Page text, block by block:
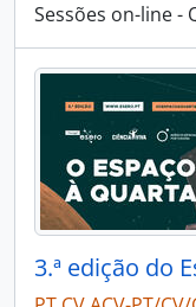
Sessões on-line -